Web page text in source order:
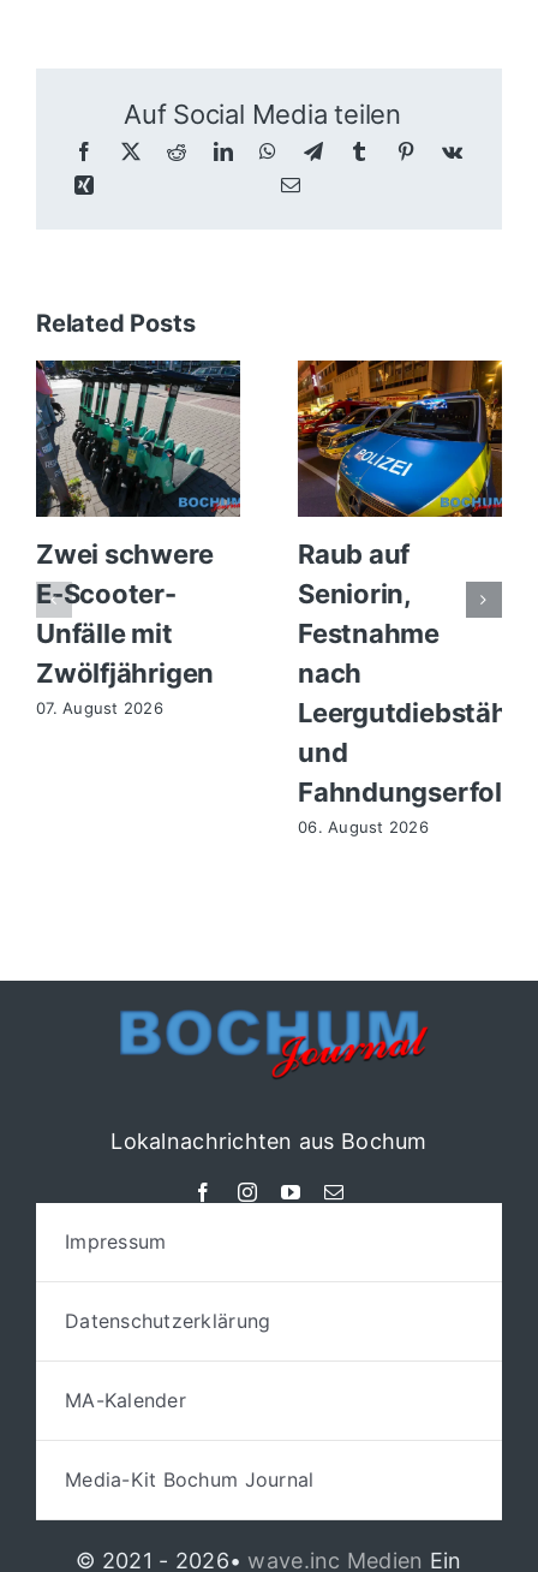
Auf Social Media teilen
Related Posts
Zwei schwere
E-Scooter-
Unfälle mit
Zwölfjährigen
07. August 2026
Raub auf
Seniorin,
Festnahme
nach
und
Fahndungserfolg
06. August 2026
Lokalnachrichten aus Bochum
Impressum
Datenschutzerklärung
MA-Kalender
Media-Kit Bochum Journal
© 2021 - 2026•wave.inc Medien Ein